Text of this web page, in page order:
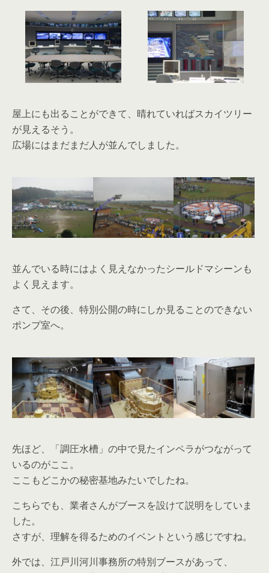
屋上にも出ることができて、晴れていればスカイツリー
が見えるそう。
広場にはまだまだ人が並んでしました。
並んでいる時にはよく見えなかったシールドマシーンも
よく見えます。
さて、その後、特別公開の時にしか見ることのできない
ポンプ室へ。
先ほど、「調圧水槽」の中で見たインペラがつながって
いるのがここ。
ここもどこかの秘密基地みたいでしたね。
こちらでも、業者さんがブースを設けて説明をしていま
した。
さすが、理解を得るためのイベントという感じですね。
外では、江戸川河川事務所の特別ブースがあって、